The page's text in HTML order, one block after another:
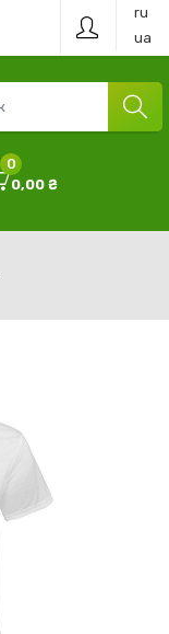
ru
ua
0
0,00 ₴